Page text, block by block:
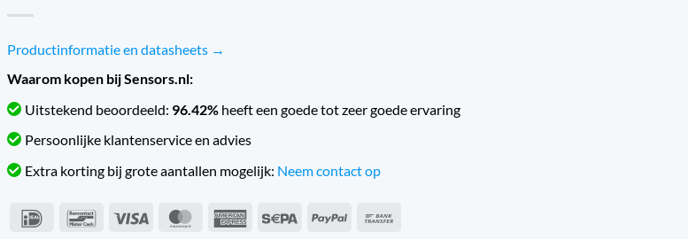
Productinformatie en datasheets →
Waarom kopen bij Sensors.nl:
Uitstekend beoordeeld: 96.42% heeft een goede tot zeer goede ervaring
Persoonlijke klantenservice en advies
Extra korting bij grote aantallen mogelijk: Neem contact op
IDeal
Contacto Visto MasterCardAmerican Sepa PayPal